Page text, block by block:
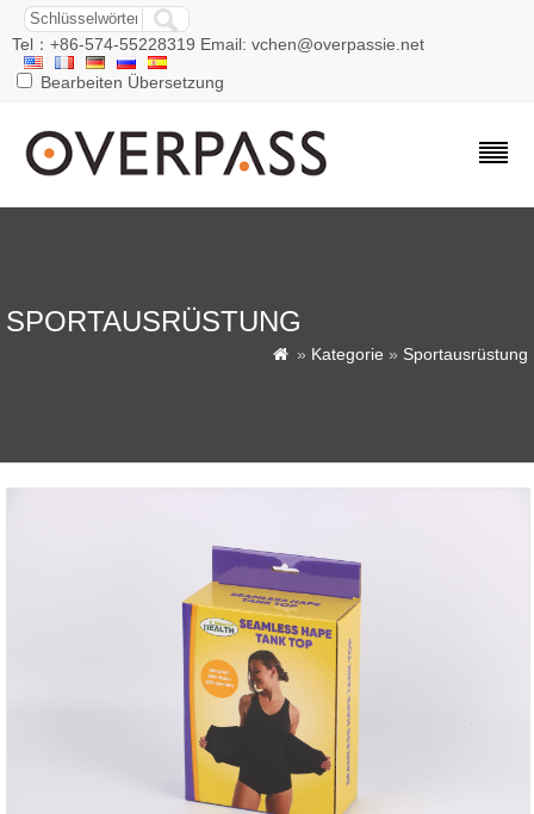
Tel：+86-574-55228319 Email: vchen@overpassie.net
Bearbeiten Übersetzung
SPORTAUSRÜSTUNG
 » Kategorie » Sportausrüstung